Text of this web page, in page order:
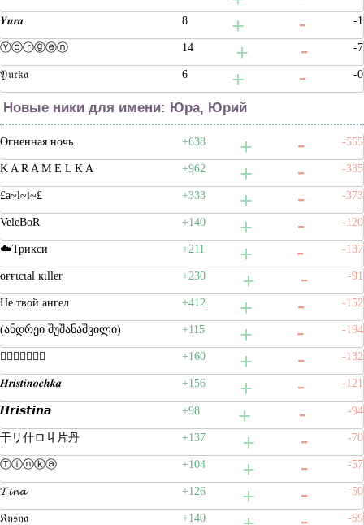
𝒀𝒖𝒓𝒂 8 -1
Ⓨⓞⓡⓖⓔⓝ 14 -7
𝔜𝔲𝔯𝔨𝔞 6 -0
Новые ники для имени: Юра, Юрий
Огненная ночь +638 -555
K A R A M E L K A +962 -335
£a~l~i~£ +333 -373
VeleBoR +140 -120
☁️Трикси +211 -137
oғғιcιal ĸιller +230 -91
Не твой ангел +412 -152
(ანდრეი შუშანაშვილი) +115 -194
𝔋𝔯𝔦𝔰𝔱𝔶𝔞 +160 -132
𝑯𝒓𝒊𝒔𝒕𝒊𝒏𝒐𝒄𝒉𝒌𝒂 +156 -121
𝙃𝙧𝙞𝙨𝙩𝙞𝙣𝙖 +98 -94
干リ什ロ丩片丹 +137 -70
Ⓣⓘⓝⓚⓐ +104 -57
𝓣𝓲𝓷𝓪 +126 -50
𝔎𝔶𝔰𝔶𝔞 +140 -59